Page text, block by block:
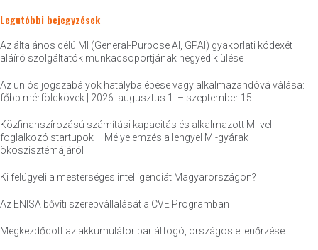
Legutóbbi bejegyzések
Az általános célú MI (General-Purpose AI, GPAI) gyakorlati kódexét
aláíró szolgáltatók munkacsoportjának negyedik ülése
Az uniós jogszabályok hatálybalépése vagy alkalmazandóvá válása:
főbb mérföldkövek | 2026. augusztus 1. – szeptember 15.
Közfinanszírozású számítási kapacitás és alkalmazott MI-vel
foglalkozó startupok – Mélyelemzés a lengyel MI-gyárak
ökoszisztémájáról
Ki felügyeli a mesterséges intelligenciát Magyarországon?
Az ENISA bővíti szerepvállalását a CVE Programban
Megkezdődött az akkumulátoripar átfogó, országos ellenőrzése